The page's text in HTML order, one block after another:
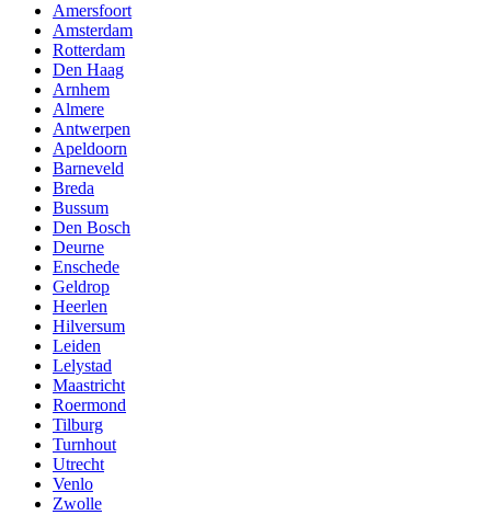
Amersfoort
Amsterdam
Rotterdam
Den Haag
Arnhem
Almere
Antwerpen
Apeldoorn
Barneveld
Breda
Bussum
Den Bosch
Deurne
Enschede
Geldrop
Heerlen
Hilversum
Leiden
Lelystad
Maastricht
Roermond
Tilburg
Turnhout
Utrecht
Venlo
Zwolle